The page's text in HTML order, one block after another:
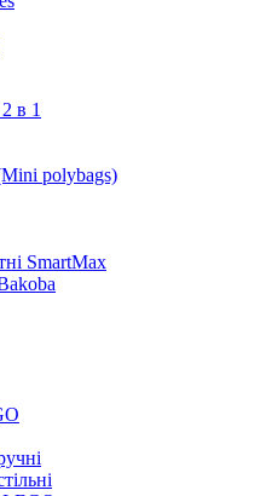
в 1
polybags)
SmartMax